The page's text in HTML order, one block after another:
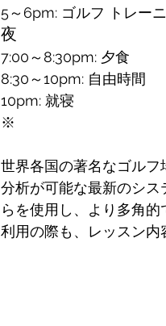
5～6pm: ゴルフ トレー
夜
7:00～8:30pm: 夕食
8:30～10pm: 自由時間
10pm: 就寝
※
世界各国の著名なゴル
分析が可能な最新のシ
らを使用し、より多角
利用の際も、レッスン内